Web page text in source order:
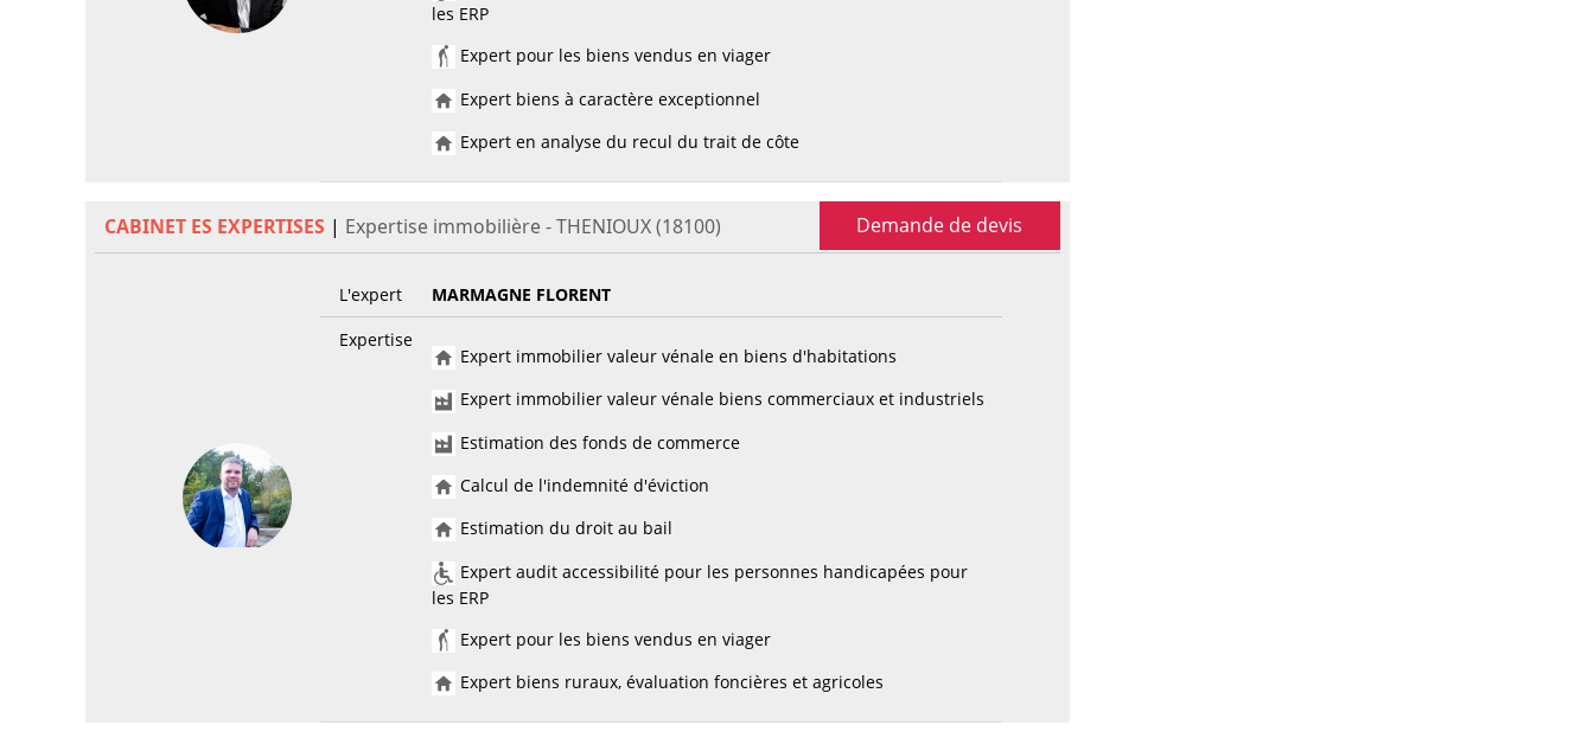
les ERP
Expert pour les biens vendus en viager
Expert biens à caractère exceptionnel
Expert en analyse du recul du trait de côte
CABINET ES EXPERTISES | Expertise immobilière - THENIOUX (18100) Demande de devis
L'expert
MARMAGNE FLORENT
Expertise
Expert immobilier valeur vénale en biens d'habitations
Expert immobilier valeur vénale biens commerciaux et industriels
Estimation des fonds de commerce
Calcul de l'indemnité d'éviction
Estimation du droit au bail
Expert audit accessibilité pour les personnes handicapées pour
les ERP
Expert pour les biens vendus en viager
Expert biens ruraux, évaluation foncières et agricoles